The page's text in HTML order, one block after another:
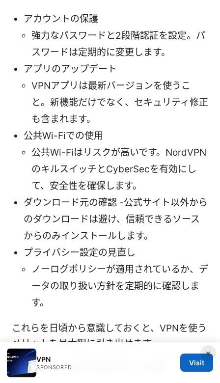
アカウントの保護
強力なパスワードと2段階認証を設定。パ
スワードは定期的に変更します。
アプリのアップデート
VPNアプリは最新バージョンを使うこ
と。新機能だけでなく、セキュリティ修正
も含まれます。
公共Wi-Fiでの使用
公共Wi-Fiはリスクが高いです。NordVPN
のキルスイッチとCyberSecを有効にし
て、安全性を確保します。
ダウンロード元の確認 -公式サイト以外から
のダウンロードは避け、信頼できるソース
からのみインストールします。
プライバシー設定の見直し
ノーログポリシーが適用されているか、デ
ータの取り扱い方針を定期的に確認しま
す。
これらを日頃から意識しておくと、VPNを使う
メリットを最大限に引き出せます。
実務での活用事例と比較
×
VPN
SPONSORED
Visit